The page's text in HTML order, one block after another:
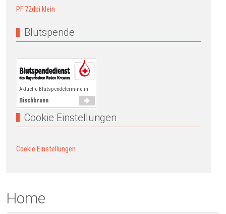
Blutspende
Aktuelle Blutspendetermine in
Bischbrunn
Cookie Einstellungen
Cookie Einstellungen
Home